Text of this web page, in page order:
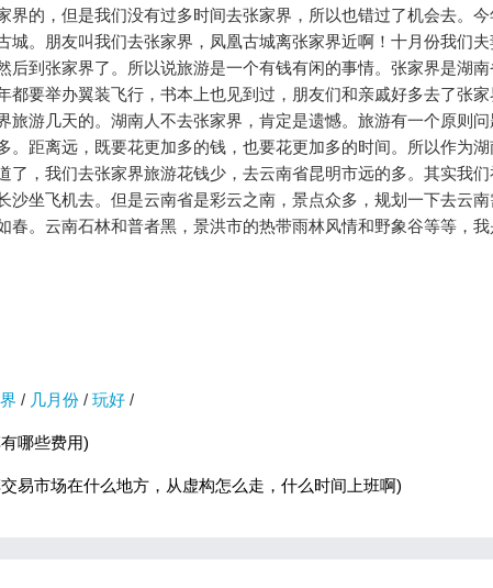
界的，但是我们没有过多时间去张家界，所以也错过了机会去。
城。朋友叫我们去张家界，凤凰古城离张家界近啊！十月份我们
后到张家界了。所以说旅游是一个有钱有闲的事情。张家界是湖
都要举办翼装飞行，书本上也见到过，朋友们和亲戚好多去了张
旅游几天的。湖南人不去张家界，肯定是遗憾。旅游有一个原则
。距离远，既要花更加多的钱，也要花更加多的时间。所以作为
了，我们去张家界旅游花钱少，去云南省昆明市远的多。其实我
沙坐飞机去。但是云南省是彩云之南，景点众多，规划一下去云
春。云南石林和普者黑，景洪市的热带雨林风情和野象谷等等，
/ 几月份 / 玩好 /
哪些费用)
易市场在什么地方，从虚构怎么走，什么时间上班啊)